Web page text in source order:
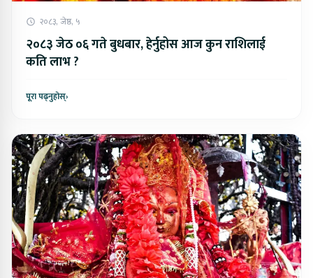
२०८३, जेष्ठ, ५
२०८३ जेठ ०६ गते बुधबार, हेर्नुहोस आज कुन राशिलाई
कति लाभ ?
पूरा पढ्नुहोस्›